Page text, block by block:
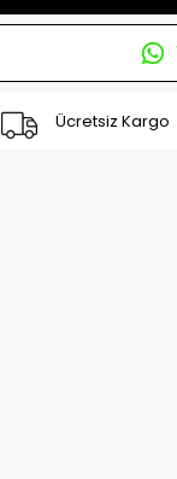
Ücretsiz Kargo